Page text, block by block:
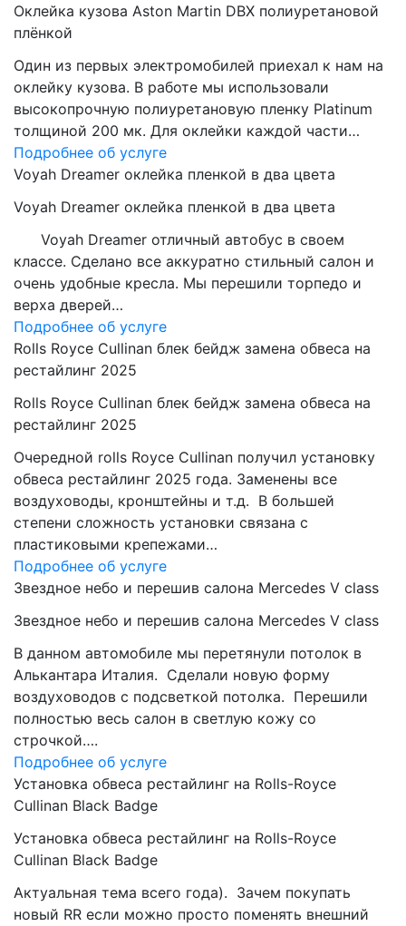
Оклейка кузова Aston Martin DBX полиуретановой
плёнкой
Один из первых электромобилей приехал к нам на
оклейку кузова. В работе мы использовали
высокопрочную полиуретановую пленку Platinum
толщиной 200 мк. Для оклейки каждой части…
Подробнее об услуге
Voyah Dreamer оклейка пленкой в два цвета
Voyah Dreamer оклейка пленкой в два цвета
Voyah Dreamer отличный автобус в своем
классе. Сделано все аккуратно стильный салон и
очень удобные кресла. Мы перешили торпедо и
верха дверей…
Подробнее об услуге
Rolls Royce Cullinan блек бейдж замена обвеса на
рестайлинг 2025
Rolls Royce Cullinan блек бейдж замена обвеса на
рестайлинг 2025
Очередной rolls Royce Cullinan получил установку
обвеса рестайлинг 2025 года. Заменены все
воздуховоды, кронштейны и т.д. В большей
степени сложность установки связана с
пластиковыми крепежами…
Подробнее об услуге
Звездное небо и перешив салона Mercedes V class
Звездное небо и перешив салона Mercedes V class
В данном автомобиле мы перетянули потолок в
Алькантара Италия. Сделали новую форму
воздуховодов с подсветкой потолка. Перешили
полностью весь салон в светлую кожу со
строчкой….
Подробнее об услуге
Установка обвеса рестайлинг на Rolls-Royce
Cullinan Black Badge
Установка обвеса рестайлинг на Rolls-Royce
Cullinan Black Badge
Актуальная тема всего года). Зачем покупать
новый RR если можно просто поменять внешний